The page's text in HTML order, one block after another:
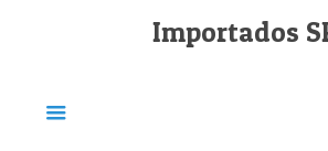
Importados